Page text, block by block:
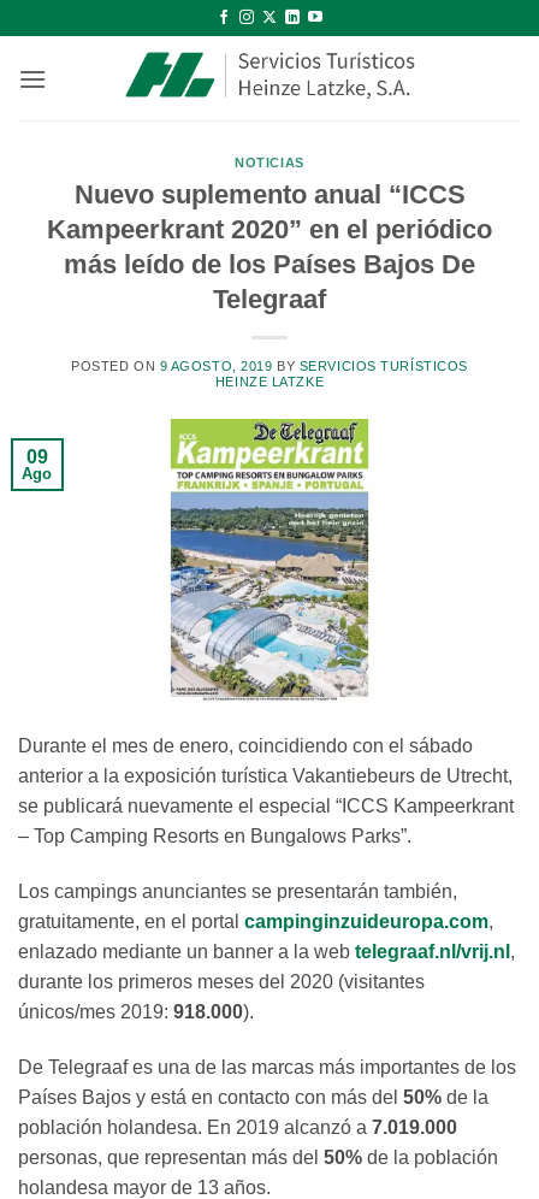
contenido
NOTICIAS
Nuevo suplemento anual “ICCS
Kampeerkrant 2020” en el periódico
más leído de los Países Bajos De
Telegraaf
POSTED ON 9 AGOSTO, 2019 BY SERVICIOS TURÍSTICOS
HEINZE LATZKE
09
Ago
Durante el mes de enero, coincidiendo con el sábado
anterior a la exposición turística Vakantiebeurs de Utrecht,
se publicará nuevamente el especial “ICCS Kampeerkrant
– Top Camping Resorts en Bungalows Parks”.
Los campings anunciantes se presentarán también,
gratuitamente, en el portal campinginzuideuropa.com,
enlazado mediante un banner a la web telegraaf.nl/vrij.nl ,
durante los primeros meses del 2020 (visitantes
únicos/mes 2019: 918.000).
De Telegraaf es una de las marcas más importantes de los
Países Bajos y está en contacto con más del 50% de la
población holandesa. En 2019 alcanzó a 7.019.000
personas, que representan más del 50% de la población
holandesa mayor de 13 años.